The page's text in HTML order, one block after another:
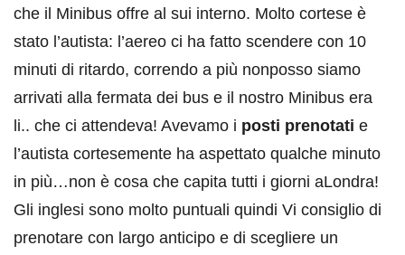
che il Minibus offre al sui interno. Molto cortese è
stato l’autista: l’aereo ci ha fatto scendere con 10
minuti di ritardo, correndo a più nonposso siamo
arrivati alla fermata dei bus e il nostro Minibus era
li.. che ci attendeva! Avevamo i posti prenotati e
l’autista cortesemente ha aspettato qualche minuto
in più…non è cosa che capita tutti i giorni aLondra!
Gli inglesi sono molto puntuali quindi Vi consiglio di
prenotare con largo anticipo e di scegliere un